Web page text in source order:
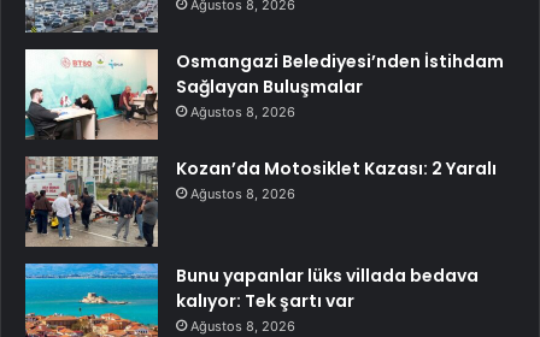
Ağustos 8, 2026
Osmangazi Belediyesi’nden İstihdam
Sağlayan Buluşmalar
Ağustos 8, 2026
Kozan’da Motosiklet Kazası: 2 Yaralı
Ağustos 8, 2026
Bunu yapanlar lüks villada bedava
kalıyor: Tek şartı var
Ağustos 8, 2026